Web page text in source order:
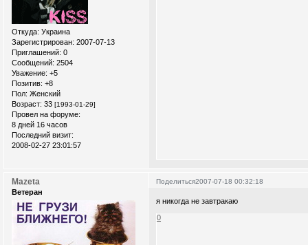
Откуда: Украина
Зарегистрирован: 2007-07-13
Приглашений: 0
Сообщений: 2504
Уважение: +5
Позитив: +8
Пол: Женский
Возраст: 33 [1993-01-29]
Провел на форуме:
8 дней 16 часов
Последний визит:
2008-02-27 23:01:57
Поделиться2007-07-18 00:32:18
Mazeta
Ветеран
я никогда не завтракаю
0